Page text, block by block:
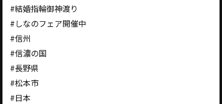
#結婚指輪御神渡り
#しなのフェア開催中
#信州
#信濃の国
#長野県
#松本市
#日本